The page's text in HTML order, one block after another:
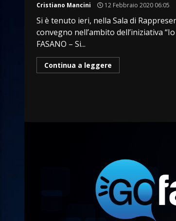
Cristiano Mancini 12 Febbraio 2020 06:05
Si è tenuto ieri, nella Sala di
convegno nell’ambito dell’iniziativa
FASANO – Si...
Continua a leggere